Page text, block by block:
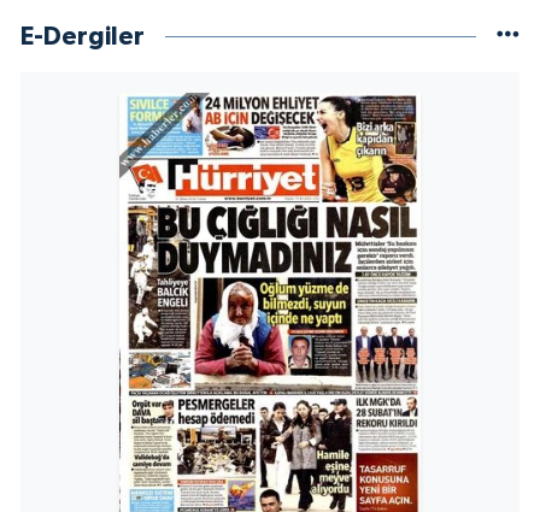
E-Dergiler